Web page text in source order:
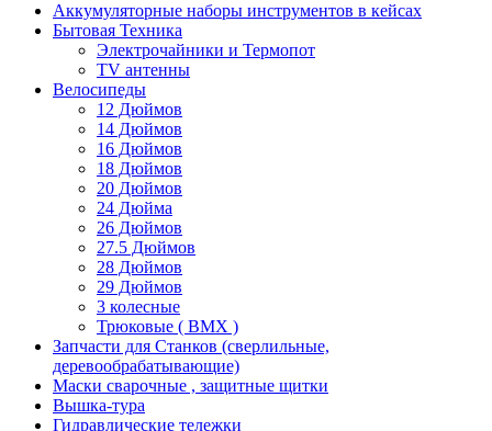
Аккумуляторные наборы инструментов в кейсах
Бытовая Техника
Электрочайники и Термопот
TV антенны
Велосипеды
12 Дюймов
14 Дюймов
16 Дюймов
18 Дюймов
20 Дюймов
24 Дюйма
26 Дюймов
27.5 Дюймов
28 Дюймов
29 Дюймов
3 колесные
Трюковые ( BMX )
Запчасти для Станков (сверлильные,
деревообрабатывающие)
Маски сварочные , защитные щитки
Вышка-тура
Гидравлические тележки